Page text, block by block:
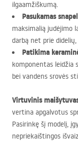
ilgaamžiškumą.
Pasukamas
maksimalią judėjimo
darbą net prie
Patikima
komponentas
bei vandens srovės
Virtuvinis
vertina apgalvotus
Pasirinkę šį modelį,
nepriekaištingos